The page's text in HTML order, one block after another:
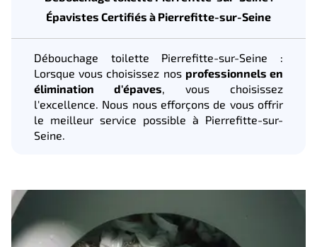
Épavistes Certifiés à Pierrefitte-sur-Seine
Débouchage toilette Pierrefitte-sur-Seine :
Lorsque vous choisissez nos professionnels en
élimination d'épaves, vous choisissez
l'excellence. Nous nous efforçons de vous offrir
le meilleur service possible à Pierrefitte-sur-
Seine.